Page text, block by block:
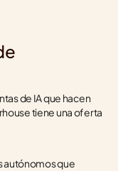
de IA que hacen
tiene una oferta
autónomos que